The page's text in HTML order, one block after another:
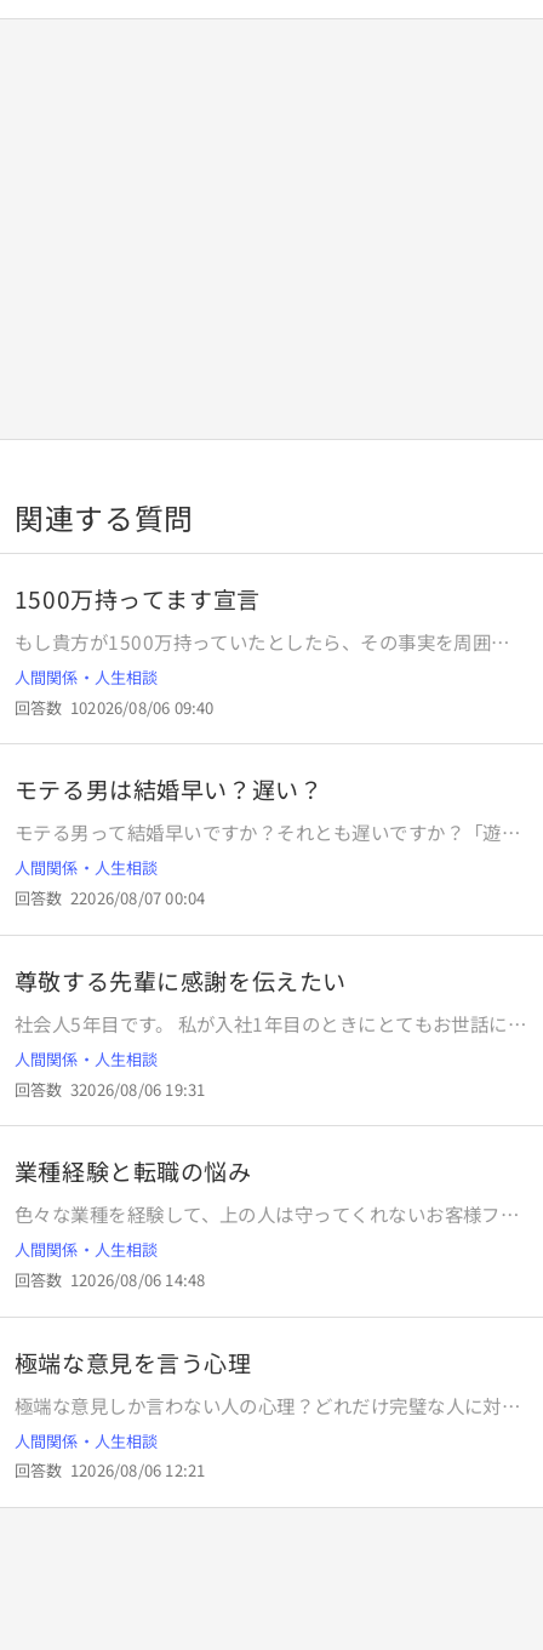
関連する質問
1500万持ってます宣言
もし貴方が1500万持っていたとしたら、その事実を周囲に
言いますか？ 職場の人や恋人に、帰省した時に親や親族に言
いますか？ 私はそんな事は言えませんね。 それを言った瞬
間に資産格差が出来てしまうからです。 妬まれてたかられ
て、あの人悪い事でもしてるんじゃないかと陰口を言われま
持ってます！
人間関係・人生相談
回答数 102026/08/06 09:40
モテる男は結婚早い？遅い？
モテる男って結婚早いですか？それとも遅いですか？「遊ん
だり吟味できるから結婚が遅い」という説もあったのですが
本当ですか？
人間関係・人生相談
回答数 22026/08/07 00:04
尊敬する先輩に感謝を伝えたい
社会人5年目です。 私が入社1年目のときにとてもお世話にな
った先輩がいます。 その先輩は、私が入社4ヶ月目の時に異
動されました。 その際に、手紙で「◯◯さんみたいな尊敬さ
れる先輩になれるように頑張ります」と書きました。 何も分
からない私に優しく教えてくださり、たくさん話しかけてく
ような存在を目標に、昨年入った初めての後輩と接してきま
した。 そして先月末で、私が異動することになりました。 そ
の後輩に「◯◯さんみたいな先輩になりたい」と言われ、本
当に嬉しかったです。 このことを当時お世話になった先輩に
伝えたいのですが、伝えても良いでしょうか？ 皆さんのご意
人間関係・人生相談
回答数 32026/08/06 19:31
業種経験と転職の悩み
色々な業種を経験して、上の人は守ってくれないお客様ファ
ーストなクセに引き止めてきたりコントロールしてこようと
してきて労力の無駄に感じ見切りをつけ転職したなどはよく
ある話ですか？私はインフルエンサー活動で顔出ししてたん
ですが他枠でのコメントや発言さえ掘り返されて誹謗中傷さ
優先しています。
人間関係・人生相談
回答数 12026/08/06 14:48
極端な意見を言う心理
極端な意見しか言わない人の心理？どれだけ完璧な人に対し
ても否定する人はいますよね。その人に認められるかよりも
自己満足でしょうか？極端に顔がいいから認められてるとか
諦めて卑屈になってる人もいたり気だけは強い女でも結婚で
きてたり疑問です。私が悩んでる時もあなたの見た目が悪い
人間関係・人生相談
回答数 12026/08/06 12:21